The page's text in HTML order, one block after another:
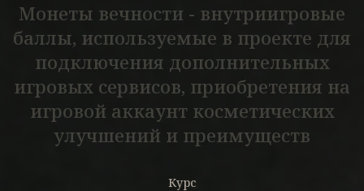
Монеты вечности - внутриигровые
баллы, используемые в проекте для
подключения дополнительных
игровых сервисов, приобретения на
игровой аккаунт косметических
улучшений и преимуществ
Курс